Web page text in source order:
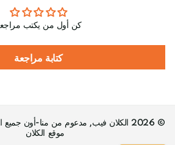
كن أول من يكتب
كتابة مراجعة
©
2026 الكلان فيب, مدعوم من منا-أون
موقع الكلان